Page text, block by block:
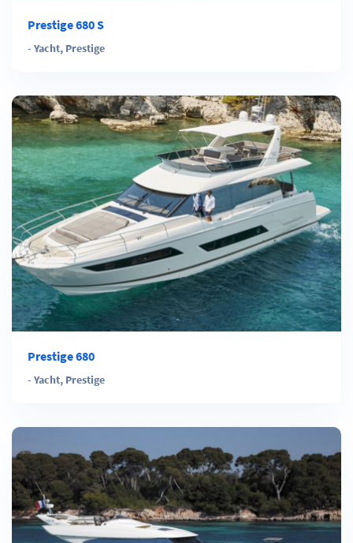
Prestige 680 S
- Yacht, Prestige
Prestige 680
- Yacht, Prestige